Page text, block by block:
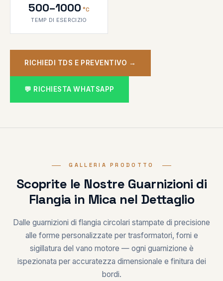
500–1000 °C
TEMP DI ESERCIZIO
RICHIEDI TDS E PREVENTIVO →
💬 RICHIESTA WHATSAPP
GALLERIA PRODOTTO
Scoprite le Nostre Guarnizioni di
Flangia in Mica nel Dettaglio
Dalle guarnizioni di flangia circolari stampate di precisione
alle forme personalizzate per trasformatori, forni e
sigillatura del vano motore — ogni guarnizione è
ispezionata per accuratezza dimensionale e finitura dei
bordi.